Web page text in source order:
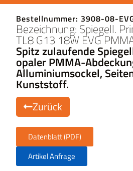
Bestellnummer: 3908-08-
Bezeichnung: Spiegell.
TL8 G13 18W EVG
Spitz zulaufende
opaler PMMA-
Alluminiumsockel,
Kunststoff.
Zurück
Datenblatt (PDF)
Artikel Anfrage